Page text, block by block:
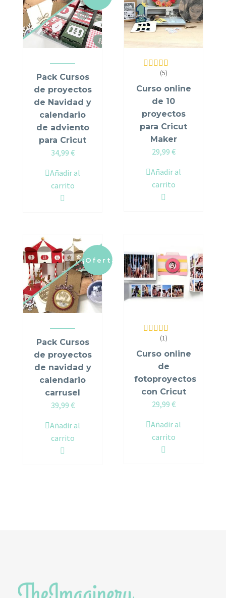
Pack Cursos
de proyectos
de Navidad y
calendario
de adviento
para Cricut
Original
was:
39,98 €.
34,99 €Current
is:
34,99 €.
Añadir al
carrito
Valorado en
de 5
(5)
Curso online
de 10
proyectos
para Cricut
Maker
29,99 €
Añadir al
carrito
¡Oferta!
Pack Cursos
de proyectos
de navidad y
calendario
carrusel
Original
was:
49,98 €.
39,99 €Current
is:
39,99 €.
Añadir al
carrito
Valorado en
de 5
(1)
Curso online
de
fotoproyectos
con Cricut
29,99 €
Añadir al
carrito